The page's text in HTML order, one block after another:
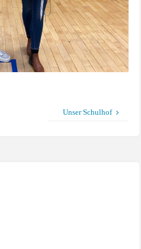
Unser Schulhof